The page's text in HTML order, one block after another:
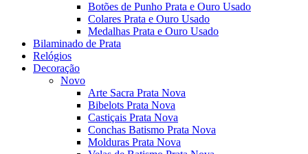
Botões de Punho Prata e Ouro Usado
Colares Prata e Ouro Usado
Medalhas Prata e Ouro Usado
Bilaminado de Prata
Relógios
Decoração
Novo
Arte Sacra Prata Nova
Bibelots Prata Nova
Castiçais Prata Nova
Conchas Batismo Prata Nova
Molduras Prata Nova